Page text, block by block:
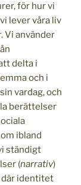
för hur vi
lever våra liv
Vi använder
delta i
och i
vardag, och
berättelser
ibland
ständigt
(narrativ)
där identitet